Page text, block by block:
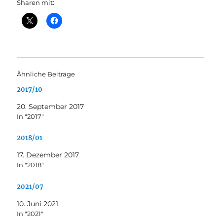
Sharen mit:
Ähnliche Beiträge
2017/10
20. September 2017
In "2017"
2018/01
17. Dezember 2017
In "2018"
2021/07
10. Juni 2021
In "2021"